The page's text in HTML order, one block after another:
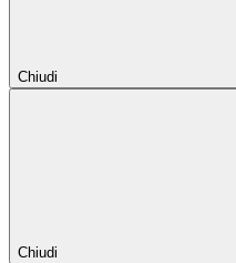
Chiudi
Chiudi